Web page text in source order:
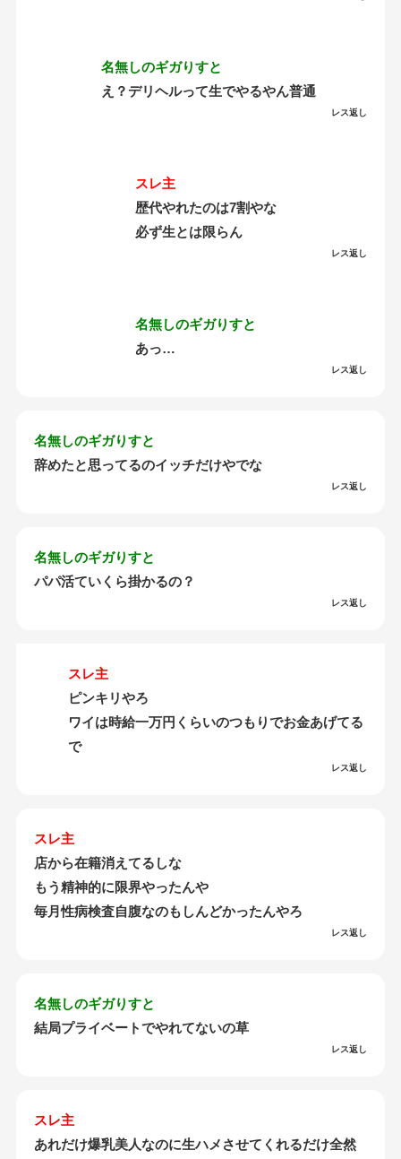
名無しのギガりすと
え？デリヘルって生でやるやん普通
レス返し
スレ主
歴代やれたのは7割やな
必ず生とは限らん
レス返し
名無しのギガりすと
あっ…
レス返し
名無しのギガりすと
辞めたと思ってるのイッチだけやでな
レス返し
名無しのギガりすと
パパ活ていくら掛かるの？
レス返し
スレ主
ピンキリやろ
ワイは時給一万円くらいのつもりでお金あげてる
で
レス返し
スレ主
店から在籍消えてるしな
もう精神的に限界やったんや
毎月性病検査自腹なのもしんどかったんやろ
レス返し
名無しのギガりすと
結局プライベートでやれてないの草
レス返し
スレ主
あれだけ爆乳美人なのに生ハメさせてくれるだけ全然